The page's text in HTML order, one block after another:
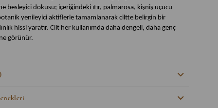
besleyici dokusu; içeriğindeki ıtır, palmarosa, kişniş uçucu
yenileyici aktiflerle tamamlanarak ciltte belirgin bir
hissi yaratır. Cilt her kullanımda daha dengeli, daha genç
görünür.
derinlemesine yeniler ve onarır.